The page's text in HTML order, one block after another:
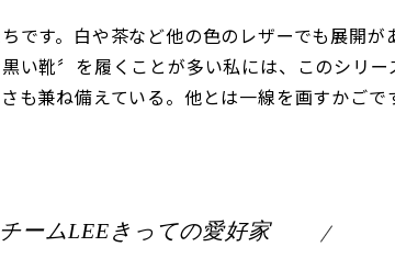
です。白や茶など他の色のレザーでも展開
い靴〞を履くことが多い私には、このシリー
も兼ね備えている。他とは一線を画すかごで
チームLEEきっての愛好家